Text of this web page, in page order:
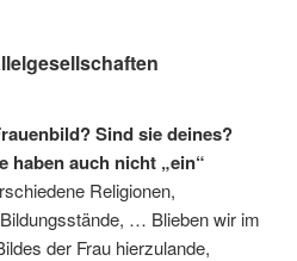
Sind sie deines?
haben auch nicht „ein“
Religionen,
… Blieben wir im
der Frau hierzulande,